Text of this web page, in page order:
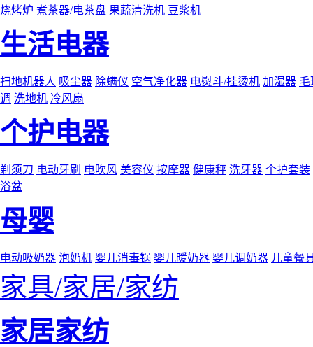
烧烤炉 煮茶器/电茶盘 果蔬清洗机 豆浆机
生活电器
扫地机器人 吸尘器 除螨仪 空气净化器 电熨斗/挂烫机 加湿器 毛
调 洗地机 冷风扇
个护电器
剃须刀 电动牙刷 电吹风 美容仪 按摩器 健康秤 洗牙器 个护套装
浴盆
母婴
电动吸奶器 泡奶机 婴儿消毒锅 婴儿暖奶器 婴儿调奶器 儿童餐
家具/家居/家纺
家居家纺